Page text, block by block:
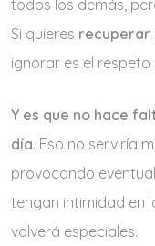
todos los demás,
Si quieres recuperar
ignorar es el
Y es que no hace
día. Eso no serviría
provocando
tengan intimidad en
volverá especiales.